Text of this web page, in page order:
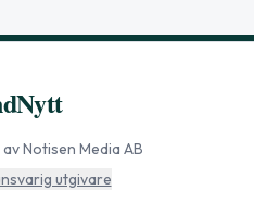
Notisen Media AB
utgivare